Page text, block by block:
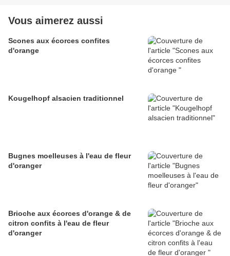
Vous aimerez aussi
Scones aux écorces confites
d'orange
Kougelhopf alsacien traditionnel
Bugnes moelleuses à l'eau de fleur
d'oranger
Brioche aux écorces d'orange & de
citron confits à l'eau de fleur
d'oranger